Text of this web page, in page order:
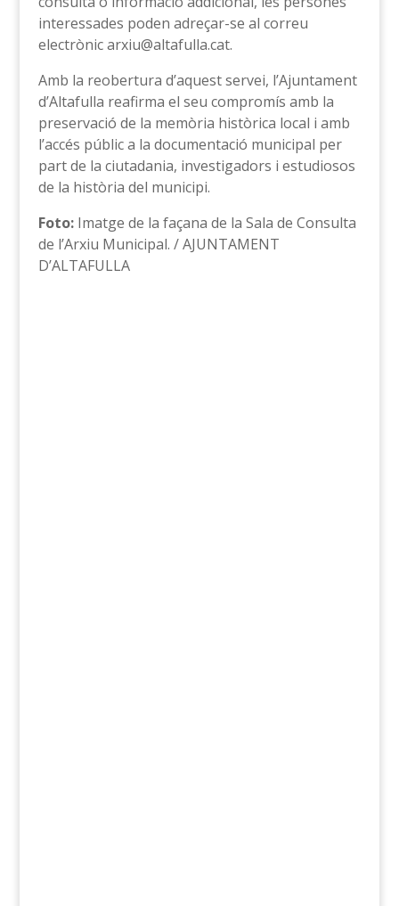
interessades poden adreçar-se al correu
electrònic arxiu@altafulla.cat.
Amb la reobertura d’aquest servei, l’Ajuntament
d’Altafulla reafirma el seu compromís amb la
preservació de la memòria històrica local i amb
l’accés públic a la documentació municipal per
part de la ciutadania, investigadors i estudiosos
de la història del municipi.
Foto:Imatge de la façana de la Sala de Consulta
de l’Arxiu Municipal. / AJUNTAMENT
D’ALTAFULLA